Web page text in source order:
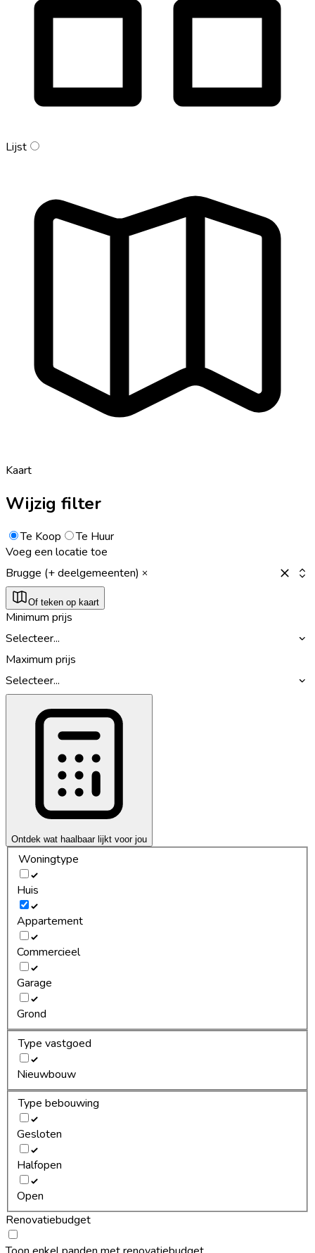
Lijst
Kaart
Wijzig filter
Te Koop
Te Huur
Voeg een locatie toe
Brugge (+ deelgemeenten)
Of teken op kaart
Minimum prijs
Selecteer...
Maximum prijs
Selecteer...
Ontdek wat haalbaar lijkt voor jou
Woningtype
Huis
Appartement
Commercieel
Garage
Grond
Type vastgoed
Nieuwbouw
Type bebouwing
Gesloten
Halfopen
Open
Renovatiebudget